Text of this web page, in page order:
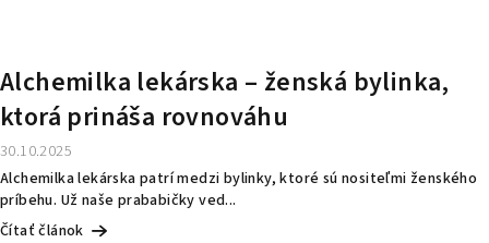
Alchemilka lekárska – ženská bylinka,
ktorá prináša rovnováhu
30.10.2025
Alchemilka lekárska patrí medzi bylinky, ktoré sú nositeľmi ženského
príbehu. Už naše prababičky ved...
Čítať článok